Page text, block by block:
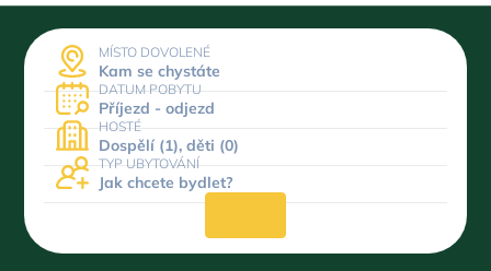
MÍSTO DOVOLENÉ
Kam se chystáte
DATUM POBYTU
Příjezd - odjezd
HOSTÉ
Dospělí (1), děti (0)
TYP UBYTOVÁNÍ
Jak chcete bydlet?